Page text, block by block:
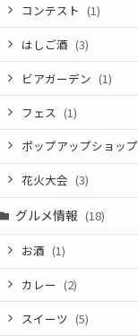
コンテスト (1)
はしご酒 (3)
ビアガーデン (1)
フェス (1)
ポップアップショップ
花火大会 (3)
グルメ情報 (18)
お酒 (1)
カレー (2)
スイーツ (5)